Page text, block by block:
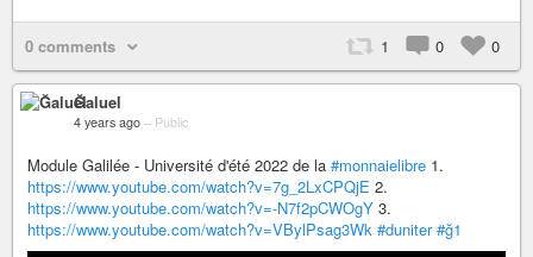
0 comments 1 0 0
Ğaluel
4 years ago – Public
Module Galilée - Université d'été 2022 de la #monnaielibre 1.
https://www.youtube.com/watch?v=7g_2LxCPQjE 2.
https://www.youtube.com/watch?v=-N7f2pCWOgY 3.
https://www.youtube.com/watch?v=VBylPsag3Wk #duniter #ğ1